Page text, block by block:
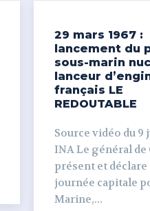
29 mars 1967 :
lancement du
sous-marin
lanceur
français LE
REDOUTABLE
Source vidéo du 9
INA Le général de
présent et déclare
journée capitale
Marine,...